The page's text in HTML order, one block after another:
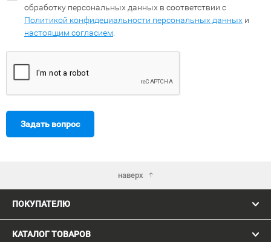
обработку персональных данных в соответствии с
Политикой конфидециальности персональных данных и
настоящим согласием
Задать вопрос
наверх
ПОКУПАТЕЛЮ
КАТАЛОГ ТОВАРОВ